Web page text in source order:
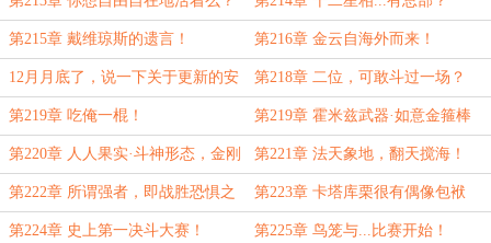
第215章 戴维琼斯的遗言！ 第216章 金云自海外而来！
12月月底了，说一下关于更新的安
排
第218章 二位，可敢斗过一场？
第219章 吃俺一棍！ 第219章 霍米兹武器·如意金箍棒
第220章 人人果实·斗神形态，金刚
不坏身！
第221章 法天象地，翻天搅海！
第222章 所谓强者，即战胜恐惧之
人
第223章 卡塔库栗很有偶像包袱
第224章 史上第一决斗大赛！ 第225章 鸟笼与...比赛开始！